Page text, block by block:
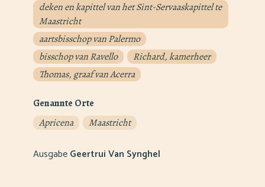
deken en kapittel van het Sint-Servaaskapittel te
Maastricht
aartsbisschop van Palermo
bisschop van Ravello
Richard, kamerheer
Thomas, graaf van Acerra
Genannte Orte
Apricena
Maastricht
AusgabeGeertrui Van Synghel